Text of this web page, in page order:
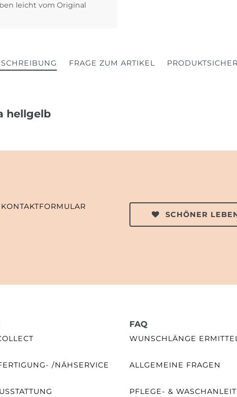
leicht vom Original
FRAGE ZUM ARTIKEL
hellgelb
KONTAKTFORMULAR
SCHÖNER
/NÄHSERVICE
FAQ
WUNSCHLÄNGE
ALLGEMEINE FRAGEN
PFLEGE- &